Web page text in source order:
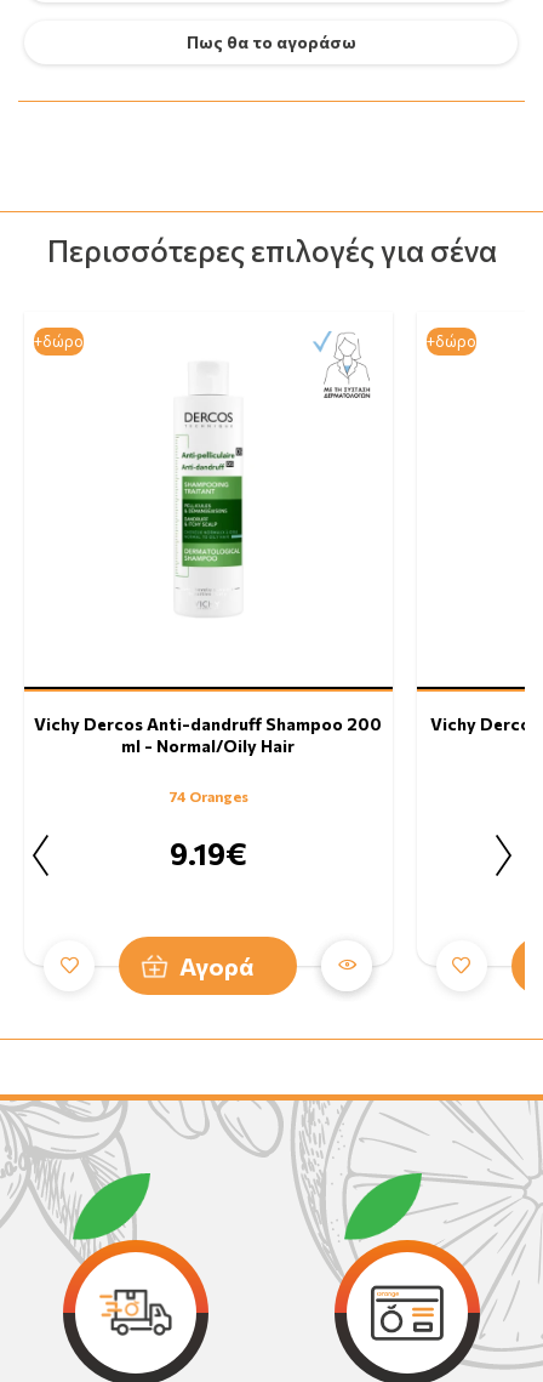
Πως θα το αγοράσω
Περισσότερες επιλογές για σένα
+δώρο
Vichy Dercos Anti-dandruff Shampoo 200
ml - Normal/Oily Hair
74 Oranges
9.19€
Αγορά
+δώρο
Vichy